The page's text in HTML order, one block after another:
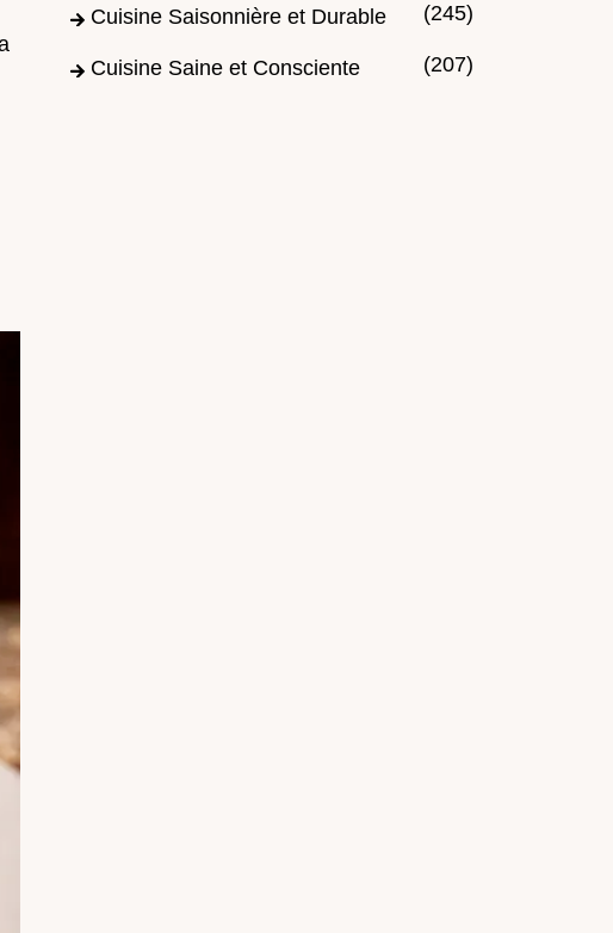
Cuisine Saisonnière et Durable (245)
Cuisine Saine et Consciente (207)